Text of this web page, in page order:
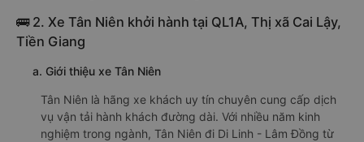
🚌 2. Xe Tân Niên khởi hành tại QL1A, Thị xã Cai Lậy,
Tiền Giang
a. Giới thiệu xe Tân Niên
Tân Niên là hãng xe khách uy tín chuyên cung cấp dịch
vụ vận tải hành khách đường dài. Với nhiều năm kinh
nghiệm trong ngành, Tân Niên đi Di Linh - Lâm Đồng từ